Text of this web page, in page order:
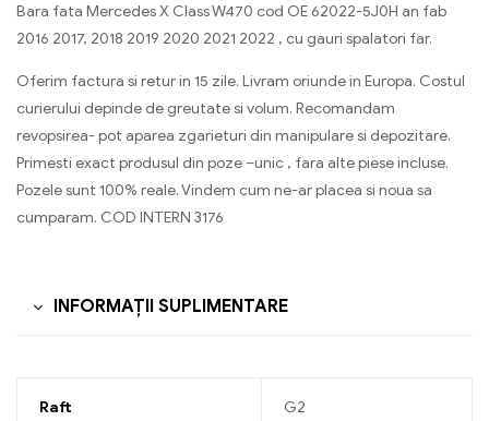
Bara fata Mercedes X Class W470 cod OE 62022-5J0H an fab
2016 2017, 2018 2019 2020 2021 2022 , cu gauri spalatori far.
Oferim factura si retur in 15 zile. Livram oriunde in Europa. Costul
curierului depinde de greutate si volum. Recomandam
revopsirea- pot aparea zgarieturi din manipulare si depozitare.
Primesti exact produsul din poze –unic , fara alte piese incluse.
Pozele sunt 100% reale. Vindem cum ne-ar placea si noua sa
cumparam. COD INTERN 3176
INFORMAȚII SUPLIMENTARE
Raft G2